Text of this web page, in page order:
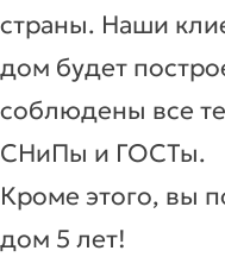
страны. Наши
дом будет
соблюдены все
СНиПы и ГОСТы.
Кроме этого, вы
дом 5 лет!